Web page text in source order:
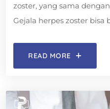
zoster, yang sama
Gejala herpes zoster bisa
READ MORE